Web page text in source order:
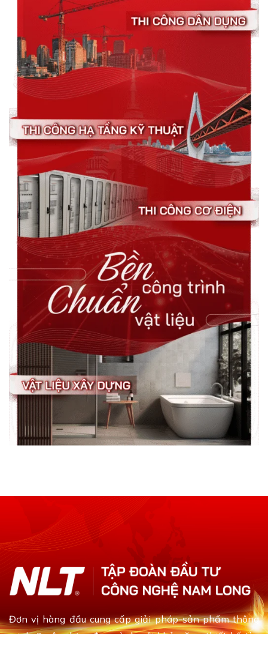
Đơn vị hàng đầu cung cấp giải pháp-sản phẩm thông
minh & xây dựng đa ngành với khả năng thiết kế tùy